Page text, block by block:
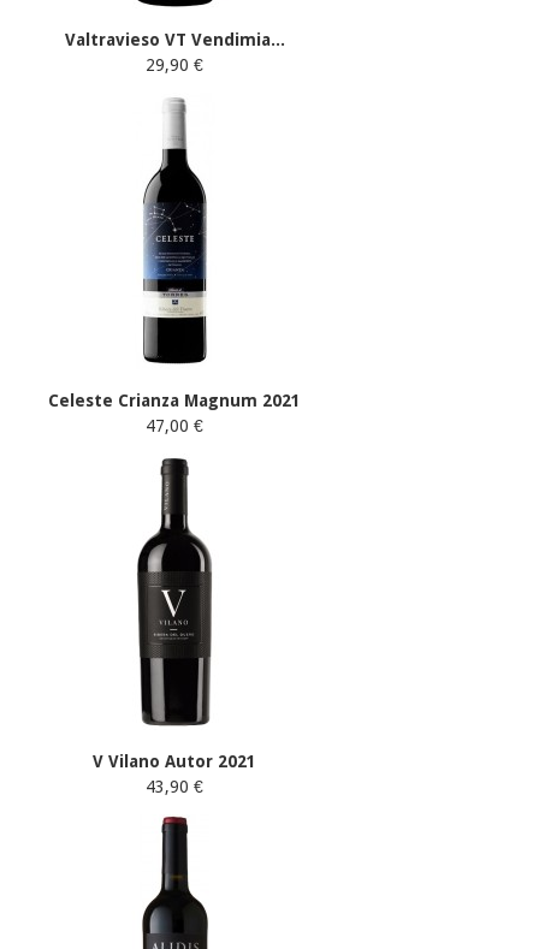
Valtravieso VT Vendimia...
29,90 €
Celeste Crianza Magnum 2021
47,00 €
V Vilano Autor 2021
43,90 €